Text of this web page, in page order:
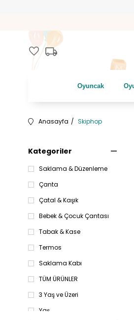
favorite local_shipping
Oyuncak
Anasayfa Skiphop
Kategoriler
Saklama & Düzenleme
Çanta
Çatal & Kaşık
Bebek & Çocuk Çantası
Tabak & Kase
Termos
Saklama Kabı
TÜM ÜRÜNLER
3 Yaş ve Üzeri
Yaş